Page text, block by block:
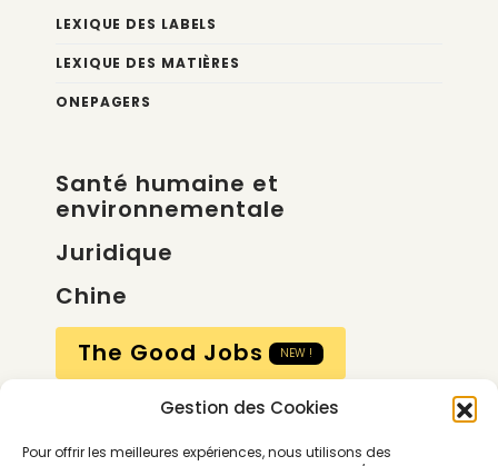
Gestion des Cookies
Pour offrir les meilleures expériences, nous utilisons des
LEXIQUE DES LABELS
LEXIQUE DES MATIÈRES
ONEPAGERS
Santé humaine et
environnementale
Juridique
Chine
The Good Jobs
NEW !
Compte